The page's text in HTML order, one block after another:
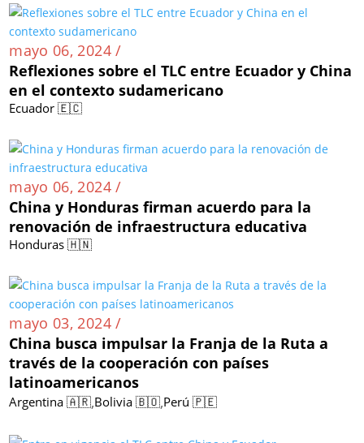
mayo 06, 2024 /
Reflexiones sobre el TLC entre Ecuador y China
en el contexto sudamericano
Ecuador 🇪🇨
mayo 06, 2024 /
China y Honduras firman acuerdo para la
renovación de infraestructura educativa
Honduras 🇭🇳
mayo 03, 2024 /
China busca impulsar la Franja de la Ruta a
través de la cooperación con países
latinoamericanos
Argentina 🇦🇷,Bolivia 🇧🇴,Perú 🇵🇪